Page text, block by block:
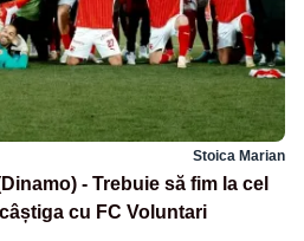
Stoica Marian
- Trebuie să fim la cel
cu FC Voluntari